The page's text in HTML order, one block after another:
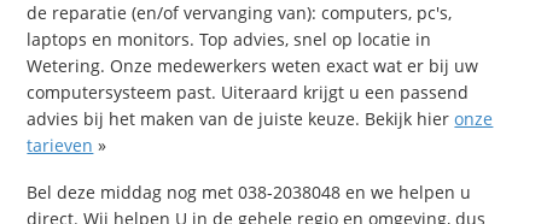
de reparatie (en/of vervanging van): computers, pc's,
laptops en monitors. Top advies, snel op locatie in
Wetering. Onze medewerkers weten exact wat er bij uw
computersysteem past. Uiteraard krijgt u een passend
advies bij het maken van de juiste keuze. Bekijk hieronze
tarieven »
Bel deze middag nog met 038-2038048 en we helpen u
direct. Wij helpen U in de gehele regio en omgeving, dus